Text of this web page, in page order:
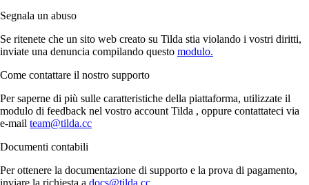
Segnala un abuso
Se ritenete che un sito web creato su Tilda stia violando i vostri diritti,
inviate una denuncia compilando questo modulo.
Come contattare il nostro supporto
Per saperne di più sulle caratteristiche della piattaforma, utilizzate il
modulo di feedback nel vostro account Tilda , oppure contattateci via
e-mail team@tilda.cc
Documenti contabili
Per ottenere la documentazione di supporto e la prova di pagamento,